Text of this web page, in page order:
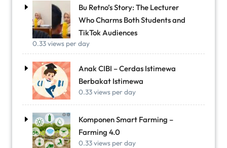
Bu Retno’s Story: The Lecturer
Who Charms Both Students and
TikTok Audiences
0.33 views per day
Anak CIBI – Cerdas Istimewa
Berbakat Istimewa
0.33 views per day
Komponen Smart Farming –
Farming 4.0
0.33 views per day